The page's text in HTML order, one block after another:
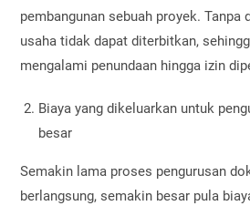
pembangunan sebuah proyek. Tanpa
usaha tidak dapat diterbitkan,
mengalami penundaan hingga izin
Biaya yang dikeluarkan untuk
besar
Semakin lama proses pengurusan
berlangsung, semakin besar pula